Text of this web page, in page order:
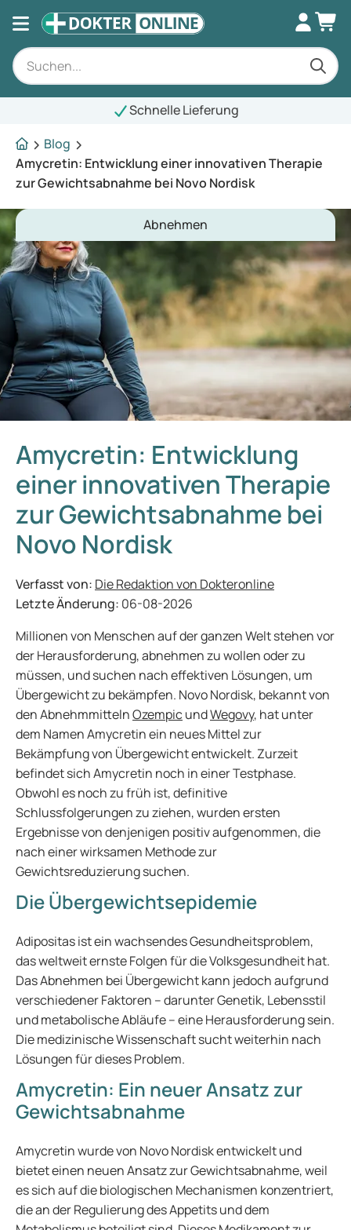
Schnelle Lieferung
Blog
Amycretin: Entwicklung einer innovativen Therapie
zur Gewichtsabnahme bei Novo Nordisk
Abnehmen
Amycretin: Entwicklung
einer innovativen Therapie
zur Gewichtsabnahme bei
Novo Nordisk
Verfasst von: Die Redaktion von Dokteronline
Letzte Änderung: 06-08-2026
Millionen von Menschen auf der ganzen Welt stehen vor
der Herausforderung, abnehmen zu wollen oder zu
müssen, und suchen nach effektiven Lösungen, um
Übergewicht zu bekämpfen. Novo Nordisk, bekannt von
den AbnehmmittelnOzempicundWegovy, hat unter
dem Namen Amycretin ein neues Mittel zur
Bekämpfung von Übergewicht entwickelt. Zurzeit
befindet sich Amycretin noch in einer Testphase.
Obwohl es noch zu früh ist, definitive
Schlussfolgerungen zu ziehen, wurden ersten
Ergebnisse von denjenigen positiv aufgenommen, die
nach einer wirksamen Methode zur
Gewichtsreduzierung suchen.
Die Übergewichtsepidemie
Adipositas ist ein wachsendes Gesundheitsproblem,
das weltweit ernste Folgen für die Volksgesundheit hat.
Das Abnehmen bei Übergewicht kann jedoch aufgrund
verschiedener Faktoren – darunter Genetik, Lebensstil
und metabolische Abläufe – eine Herausforderung sein.
Die medizinische Wissenschaft sucht weiterhin nach
Lösungen für dieses Problem.
Amycretin: Ein neuer Ansatz zur
Gewichtsabnahme
Amycretin wurde von Novo Nordisk entwickelt und
bietet einen neuen Ansatz zur Gewichtsabnahme, weil
es sich auf die biologischen Mechanismen konzentriert,
die an der Regulierung des Appetits und dem